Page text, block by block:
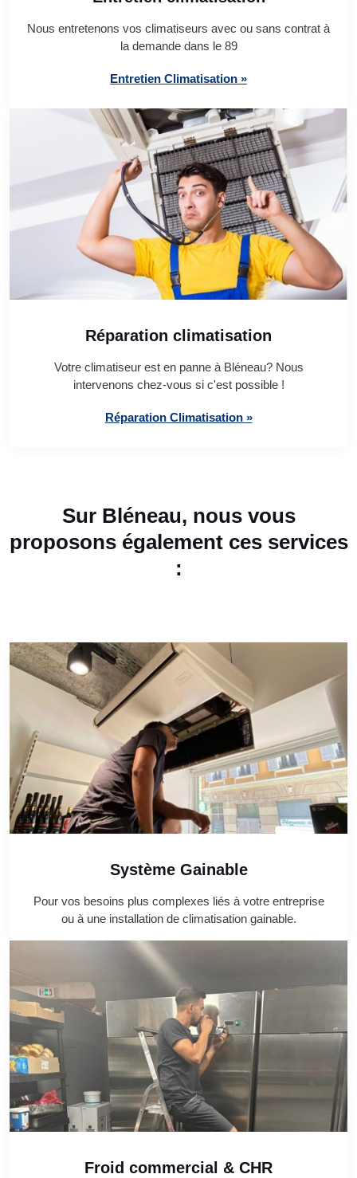
Nous entretenons vos climatiseurs avec ou sans contrat à
la demande dans le 89
Entretien Climatisation »
Réparation climatisation
Votre climatiseur est en panne à Bléneau? Nous
intervenons chez-vous si c'est possible !
Réparation Climatisation »
Sur Bléneau, nous vous
proposons également ces services
:
Système Gainable
Pour vos besoins plus complexes liés à votre entreprise
ou à une installation de climatisation gainable.
Froid commercial & CHR